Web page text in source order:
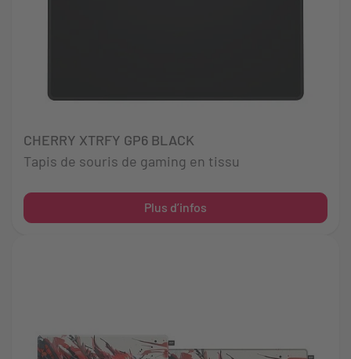
CHERRY XTRFY GP6 BLACK
Tapis de souris de gaming en tissu
Plus d’infos